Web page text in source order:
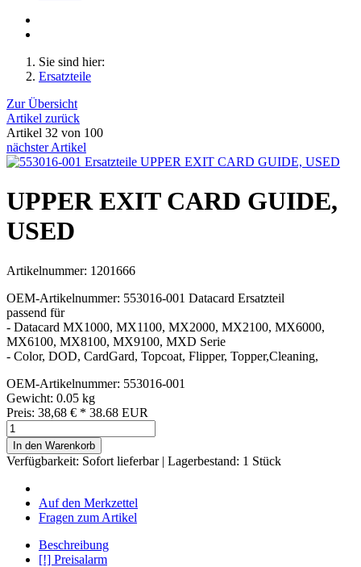
Sie sind hier:
Ersatzteile
Zur Übersicht
Artikel zurück
Artikel 32 von 100
nächster Artikel
UPPER EXIT CARD GUIDE,
USED
Artikelnummer: 1201666
OEM-Artikelnummer: 553016-001 Datacard Ersatzteil
passend für
- Datacard MX1000, MX1100, MX2000, MX2100, MX6000,
MX6100, MX8100, MX9100, MXD Serie
- Color, DOD, CardGard, Topcoat, Flipper, Topper,Cleaning,
OEM-Artikelnummer: 553016-001
Gewicht: 0.05 kg
Preis: 38,68 € * 38.68 EUR
In den Warenkorb
Verfügbarkeit: Sofort lieferbar | Lagerbestand: 1 Stück
Auf den Merkzettel
Fragen zum Artikel
Beschreibung
[!] Preisalarm